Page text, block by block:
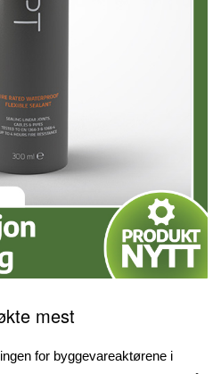
mest
for byggevareaktørene i